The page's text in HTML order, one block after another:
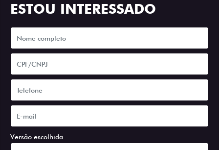
ESTOU INTERESSADO
Versão escolhida